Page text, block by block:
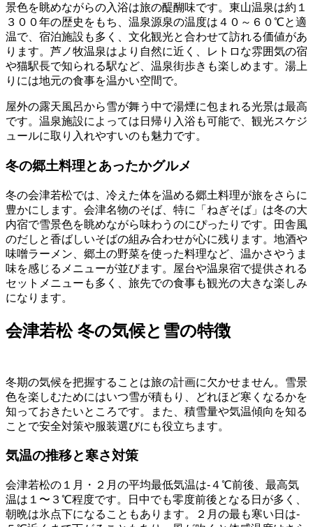
景色を眺めながらの入浴は旅の醍醐味です。東山温泉は約１
３００年の歴史をもち、温泉源泉の温度は４０～６０℃と適
温で、宿泊施設も多く、文化観光と合わせて訪れる価値があ
ります。芦ノ牧温泉はより自然に近く、レトロな雰囲気の宿
や猫駅長で知られる駅など、温泉街歩きも楽しめます。湯上
りには地元の食事を温かい空間で。
屋外の露天風呂から雪が舞う中で湯煙に包まれる光景は最高
です。温泉施設によっては日帰り入浴も可能で、観光スケジ
ュールに取り入れやすいのも魅力です。
冬の郷土料理とあったかグルメ
冬の会津若松では、冷えた体を温める郷土料理が旅をさらに
豊かにします。会津名物のそば、特に「ねぎそば」は冬の大
内宿で雪景色を眺めながら味わうのにぴったりです。田舎風
のだしと香ばしいそばの組み合わせが心に残ります。地酒や
味噌ラーメン、郷土の野菜を使った料理など、温かさやうま
味を感じるメニューが並びます。屋台や温泉宿で提供される
セットメニューも多く、旅先での食事も観光の大きな楽しみ
になります。
会津若松 冬の気候と雪の特徴
冬期の気候を把握することは旅の計画に欠かせません。雪景
色を楽しむためにはいつ雪が積もり、どれほど寒くなるかを
知っておきたいところです。また、積雪量や気温傾向を知る
ことで安全対策や服装選びにも役立ちます。
気温の推移と寒さ対策
会津若松の１月・２月の平均最低気温は‐４℃前後、最高気
温は１〜３℃程度です。日中でも零度前後となる日が多く、
朝晩は氷点下になることもあります。２月の最も寒い日は‐